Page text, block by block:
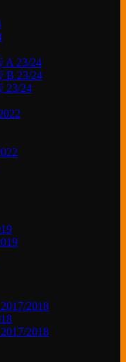
A 23/24
B 23/24
23/24
2018
2018